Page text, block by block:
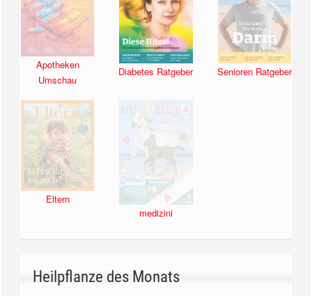
Apotheken
Umschau
Diabetes Ratgeber Senioren Ratgeber
Eltern
medizini
Heilpflanze des Monats